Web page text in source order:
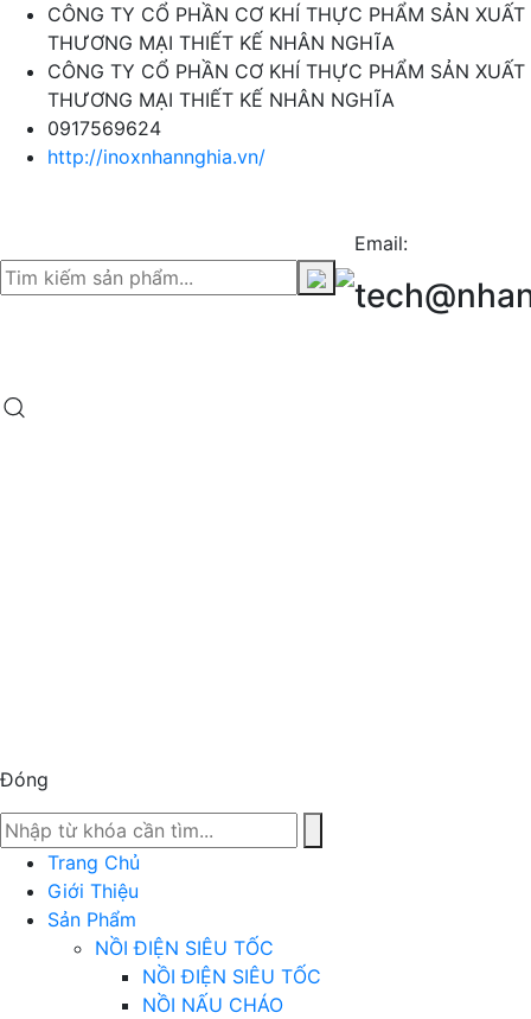
CÔNG TY CỔ PHẦN CƠ KHÍ THỰC PHẨM SẢN XUẤT
THƯƠNG MẠI THIẾT KẾ NHÂN NGHĨA
CÔNG TY CỔ PHẦN CƠ KHÍ THỰC PHẨM SẢN XUẤT
THƯƠNG MẠI THIẾT KẾ NHÂN NGHĨA
0917569624
http://inoxnhannghia.vn/
Email:
Đóng
Trang Chủ
Giới Thiệu
Sản Phẩm
NỒI ĐIỆN SIÊU TỐC
NỒI ĐIỆN SIÊU TỐC
NỒI NẤU CHÁO